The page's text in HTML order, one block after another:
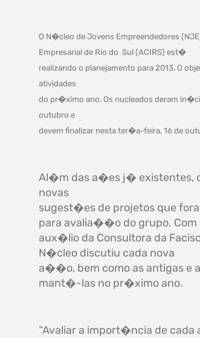
O N�cleo de Jovens Empreendedores
Empresarial de Rio do Sul (ACIRS) est�
realizando o planejamento para 2013. O
atividades
do pr�ximo ano. Os nucleados deram
outubro e
devem finalizar nesta ter�a-feira, 16 de
Al�m das a�es j� existentes,
novas
sugest�es de projetos que
para avalia��o do grupo. Com
aux�lio da Consultora da
N�cleo discutiu cada nova
a��o, bem como as antigas e
mant�-las no pr�ximo ano.
“Avaliar a import�ncia de